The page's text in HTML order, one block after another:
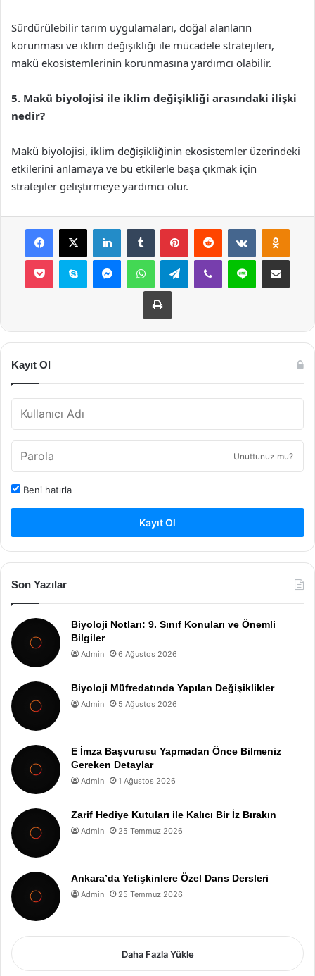
Sürdürülebilir tarım uygulamaları, doğal alanların
korunması ve iklim değişikliği ile mücadele stratejileri,
makü ekosistemlerinin korunmasına yardımcı olabilir.
5. Makü biyolojisi ile iklim değişikliği arasındaki ilişki
nedir?
Makü biyolojisi, iklim değişikliğinin ekosistemler üzerindeki
etkilerini anlamaya ve bu etkilerle başa çıkmak için
stratejiler geliştirmeye yardımcı olur.
Facebook
X LinkedInTumblr PinterestReddit VKontakte
Pocket Skype MessengerWhatsAppTelegramViber Line E-Posta ile
Yazdır
Kayıt Ol
Unuttunuz mu?
Beni hatırla
Kayıt Ol
Son Yazılar
Biyoloji Notları: 9. Sınıf Konuları ve Önemli
Bilgiler
Admin 6 Ağustos 2026
Biyoloji Müfredatında Yapılan Değişiklikler
Admin 5 Ağustos 2026
E İmza Başvurusu Yapmadan Önce Bilmeniz
Gereken Detaylar
Admin 1 Ağustos 2026
Zarif Hediye Kutuları ile Kalıcı Bir İz Bırakın
Admin 25 Temmuz 2026
Ankara’da Yetişkinlere Özel Dans Dersleri
Admin 25 Temmuz 2026
Daha Fazla Yükle